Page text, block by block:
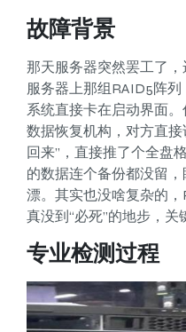
故障背景
那天服务器突然罢工了
服务器上那组RAID5阵列
系统直接卡在启动界面
数据恢复机构，对方直
回来”，直接推了个全盘
的数据连个备份都没留
漂。其实也没啥复杂的
真没到“必死”的地步，关
专业检测过程